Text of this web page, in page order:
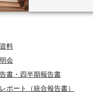
料
会
書・四半期報告書
ポート（統合報告書）